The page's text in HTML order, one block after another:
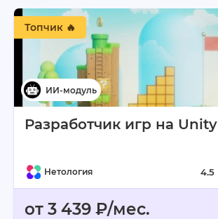
Разработчик игр на Unity
Нетология 4.5
от 3 439 ₽/мес.
Топчик 🔥